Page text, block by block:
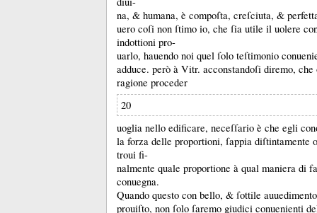
na, & humana, è compoſta, creſciuta, &
uero coſi non ſtimo io, che ſia utile il uolere
indottioni pro-
uarlo, hauendo noi quel ſolo teſtimonio
adduce. però à Vitr. acconstandoſi diremo,
ragione proceder
20
uoglia nello edificare, neceſſario è che egli
la forza delle proportioni, ſappia diſtintamente
troui fi-
nalmente quale proportione à qual maniera di
conuegna.
Quando questo con bello, & ſottile
prouiſto, non ſolo ſaremo giudici conuenienti